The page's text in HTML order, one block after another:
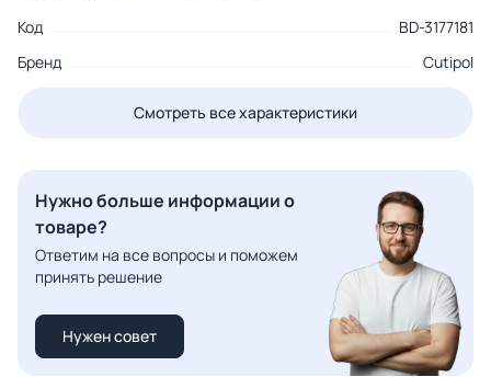
Код
BD-3177181
Бренд
Cutipol
Смотреть все характеристики
Нужно больше информации о
товаре?
Ответим на все вопросы и поможем
принять решение
Нужен совет